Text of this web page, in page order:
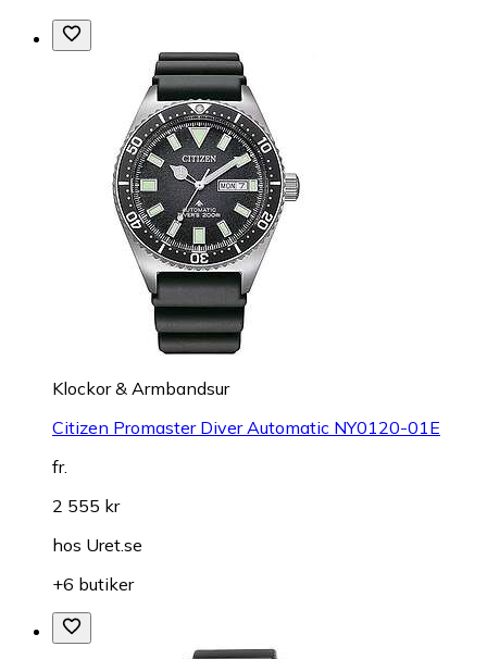
Klockor & Armbandsur
Citizen Promaster Diver Automatic NY0120-01E
fr.
2 555 kr
hos Uret.se
+6 butiker